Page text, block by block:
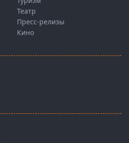
Театр
Пресс-релизы
Кино